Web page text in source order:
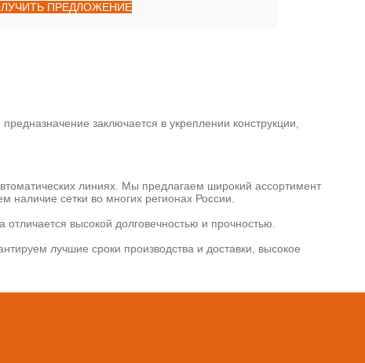
ПРЕДЛОЖЕНИЕ
заключается в укреплении конструкции,
линиях. Мы предлагаем широкий ассортимент
наличие сетки во многих регионах России.
высокой долговечностью и прочностью.
лучшие сроки производства и доставки, высокое